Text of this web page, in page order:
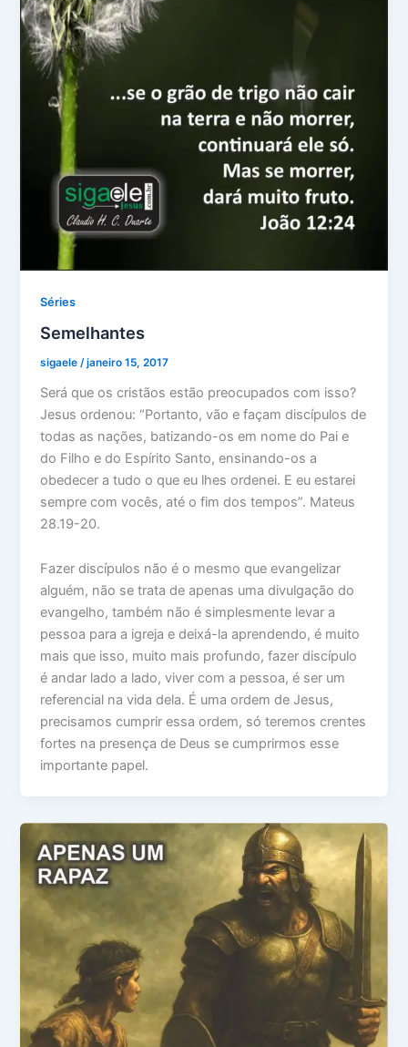
Séries
Semelhantes
sigaele/janeiro 15, 2017
Será que os cristãos estão preocupados com isso?
Jesus ordenou: “Portanto, vão e façam discípulos de
todas as nações, batizando-os em nome do Pai e
do Filho e do Espírito Santo, ensinando-os a
obedecer a tudo o que eu lhes ordenei. E eu estarei
sempre com vocês, até o fim dos tempos”. Mateus
28.19-20.
Fazer discípulos não é o mesmo que evangelizar
alguém, não se trata de apenas uma divulgação do
evangelho, também não é simplesmente levar a
pessoa para a igreja e deixá-la aprendendo, é muito
mais que isso, muito mais profundo, fazer discípulo
é andar lado a lado, viver com a pessoa, é ser um
referencial na vida dela. É uma ordem de Jesus,
precisamos cumprir essa ordem, só teremos crentes
fortes na presença de Deus se cumprirmos esse
importante papel.